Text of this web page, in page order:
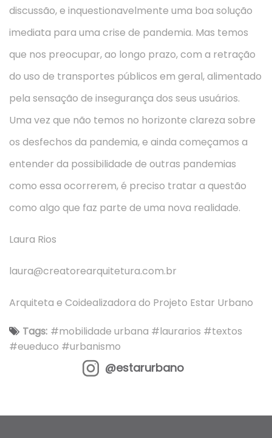
discussão, e inquestionavelmente uma boa solução
imediata para uma crise de pandemia. Mas temos
que nos preocupar, ao longo prazo, com a retração
do uso de transportes públicos em geral, alimentado
pela sensação de insegurança dos seus usuários.
Uma vez que não temos no horizonte clareza sobre
os desfechos da pandemia, e ainda começamos a
entender da possibilidade de outras pandemias
como essa ocorrerem, é preciso tratar a questão
como algo que faz parte de uma nova realidade.
Laura Rios
laura@creatorearquitetura.com.br
Arquiteta e Coidealizadora do Projeto Estar Urbano
Tags: #mobilidade urbana #laurarios #textos
#eueduco #urbanismo
@estarurbano